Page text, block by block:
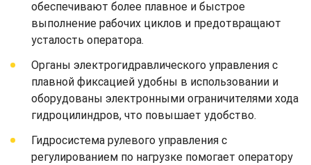
обеспечивают более плавное и быстрое
выполнение рабочих циклов и предотвращают
усталость оператора.
Органы электрогидравлического управления с
плавной фиксацией удобны в использовании и
оборудованы электронными ограничителями хода
гидроцилиндров, что повышает удобство.
Гидросистема рулевого управления с
регулированием по нагрузке помогает оператору